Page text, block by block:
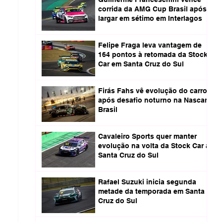
corrida da AMG Cup Brasil após
largar em sétimo em Interlagos
Felipe Fraga leva vantagem de
164 pontos à retomada da Stock
Car em Santa Cruz do Sul
Firás Fahs vê evolução do carro
após desafio noturno na Nascar
Brasil
Cavaleiro Sports quer manter
evolução na volta da Stock Car a
Santa Cruz do Sul
Rafael Suzuki inicia segunda
metade da temporada em Santa
Cruz do Sul